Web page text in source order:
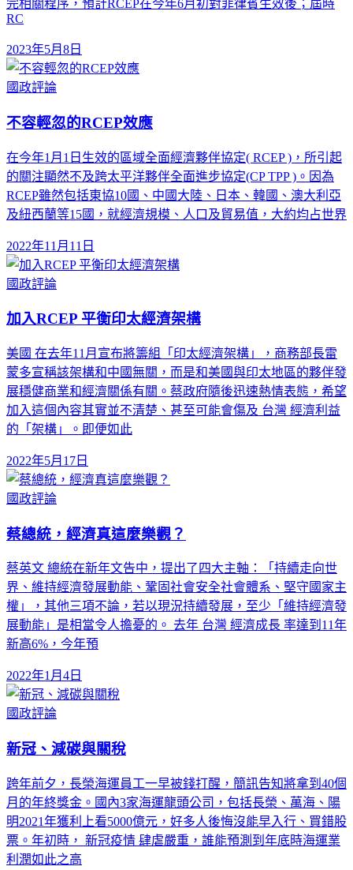
完相關程序，預計RCEP在今年6月初對菲律賓生效後；屆時
RC
2023年5月8日
國政評論
不容輕忽的RCEP效應
在今年1月1日生效的區域全面經濟夥伴協定( RCEP )，所引起
的關注顯然不及跨太平洋夥伴全面進步協定(CP TPP )。因為
RCEP雖然包括東協10國、中國大陸、日本、韓國、澳大利亞
及紐西蘭等15國，就經濟規模、人口及貿易值，大約均占世界
2022年11月11日
國政評論
加入RCEP 平衡印太經濟架構
美國 在去年11月宣布將籌組「印太經濟架構」，商務部長雷
蒙多宣稱該架構和中國無關，而是和美國與印太地區的夥伴發
展穩健商業和經濟關係有關。蔡政府隨後迅速熱情表態，希望
加入這個內容其實並不清楚、甚至可能會傷及 台灣 經濟利益
的「架構」。即便如此
2022年5月17日
國政評論
蔡總統，經濟真這麼樂觀？
蔡英文 總統在新年文告中，提出了四大主軸：「持續走向世
界、維持經濟發展動能、鞏固社會安全社會體系、堅守國家主
權」，其他三項不論，若以現況持續發展，至少「維持經濟發
展動能」是相當令人擔憂的。 去年 台灣 經濟成長 率達到11年
新高6%，今年預
2022年1月4日
國政評論
新冠、減碳與關稅
跨年前夕，長榮海運員工一早被錢打醒，簡訊告知將拿到40個
月的年終獎金。國內3家海運龍頭公司，包括長榮、萬海、陽
明2021年獲利上看5000億元，好多人後悔沒能早入行、買錯股
票。年初時， 新冠疫情 肆虐嚴重，誰能預測到年底時海運業
利潤如此之高